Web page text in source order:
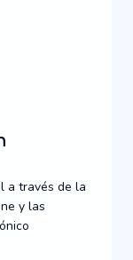
a través de la
y las